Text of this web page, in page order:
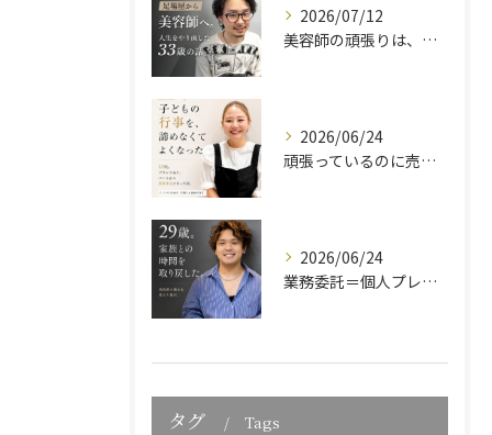
2026/07/12
美容師の頑張りは、報酬としてきちんと還元したい。
2026/06/24
頑張っているのに売上が伸びない美容師へ
2026/06/24
業務委託＝個人プレーではありません。株式会社フラットの働き方
タグ Tags